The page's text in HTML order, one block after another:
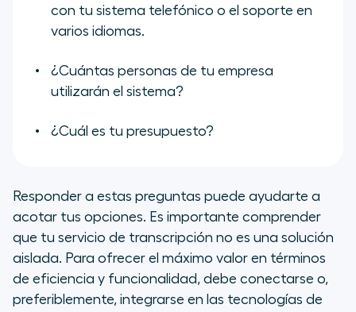
con tu sistema telefónico o el soporte en
varios idiomas.
¿Cuántas personas de tu empresa
utilizarán el sistema?
¿Cuál es tu presupuesto?
Responder a estas preguntas puede ayudarte a
acotar tus opciones. Es importante comprender
que tu servicio de transcripción no es una solución
aislada. Para ofrecer el máximo valor en términos
de eficiencia y funcionalidad, debe conectarse o,
preferiblemente, integrarse en las tecnologías de